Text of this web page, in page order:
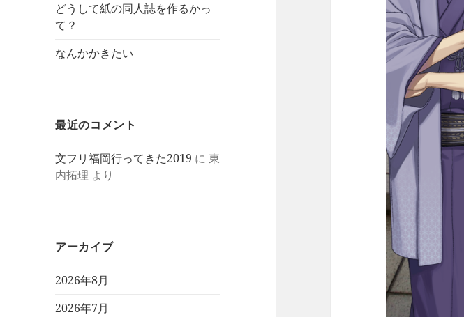
どうして紙の同人誌を作るかっ
て？
なんかかきたい
最近のコメント
文フリ福岡行ってきた2019 に東
内拓理 より
アーカイブ
2026年8月
2026年7月